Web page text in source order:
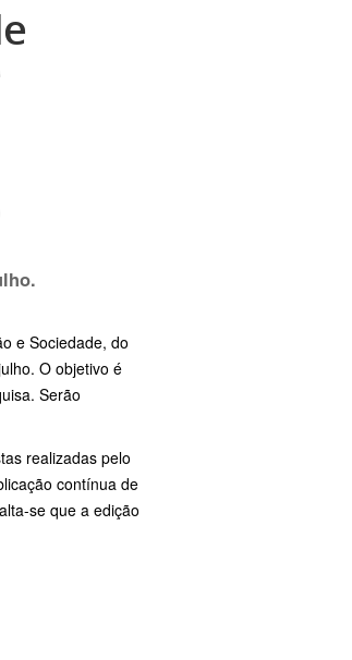
e Sociedade, do
O objetivo é
Serão
realizadas pelo
contínua de
se que a edição